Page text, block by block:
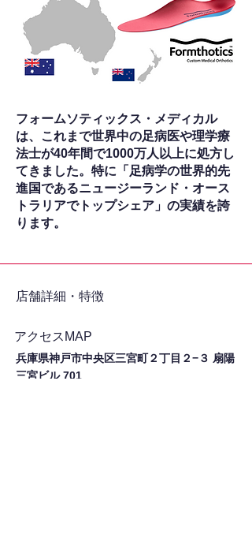
フォームソティックス・メディカル
は、これまで世界中の足病医や理学療
法士が40年間で1000万人以上に処方し
てきました。特に「足病学の世界的先
進国であるニュージーランド・オース
トラリアでトップシェア」の実績を誇
ります。
​店舗詳細・特徴
アクセスMAP
兵庫県神戸市中央区三宮町２丁目２−３ 扇陽
三宮ビル 701